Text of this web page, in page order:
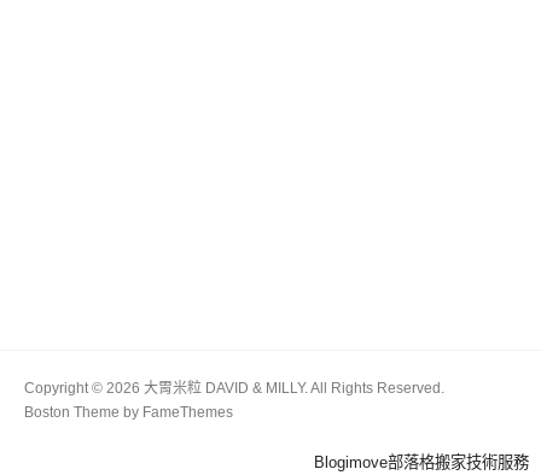
Copyright © 2026 大胃米粒 DAVID & MILLY. All Rights Reserved.
Boston Theme by FameThemes
Blogimove部落格搬家技術服務